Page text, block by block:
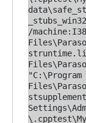
/
"C:\Program